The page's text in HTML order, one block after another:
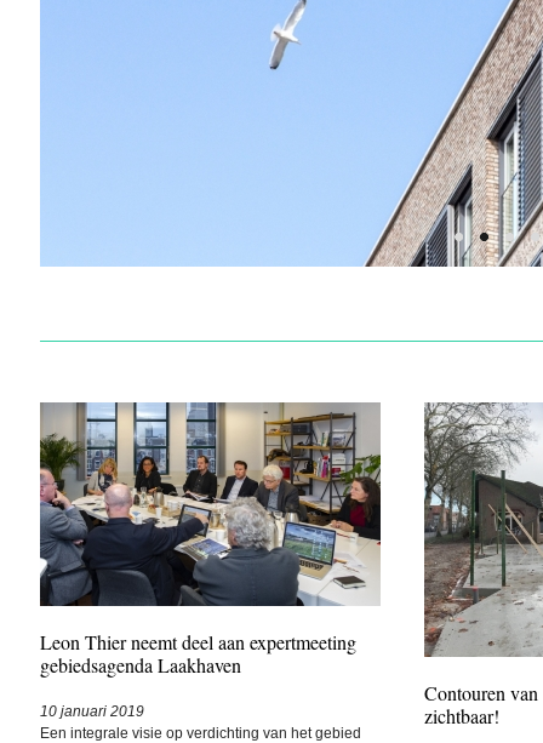
Leon Thier neemt deel aan expertmeeting
gebiedsagenda Laakhaven
10 januari 2019
Een integrale visie op verdichting van het gebied
Contouren
zichtbaar!